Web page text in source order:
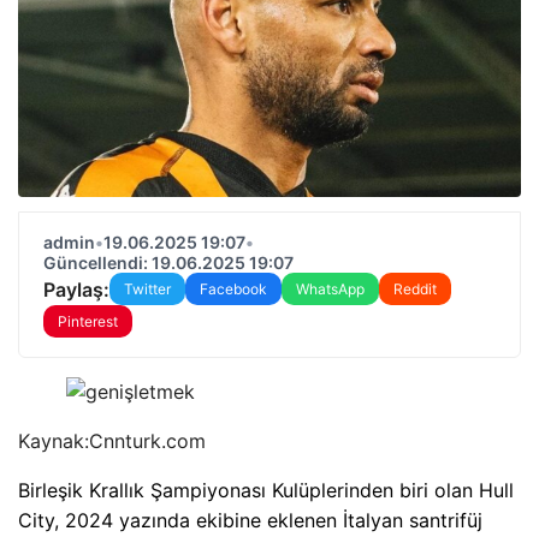
admin•19.06.2025 19:07•
Güncellendi: 19.06.2025 19:07
Paylaş: Twitter Facebook WhatsApp
Reddit
Pinterest
Kaynak:Cnnturk.com
Birleşik Krallık Şampiyonası Kulüplerinden biri olan Hull
City, 2024 yazında ekibine eklenen İtalyan santrifüj